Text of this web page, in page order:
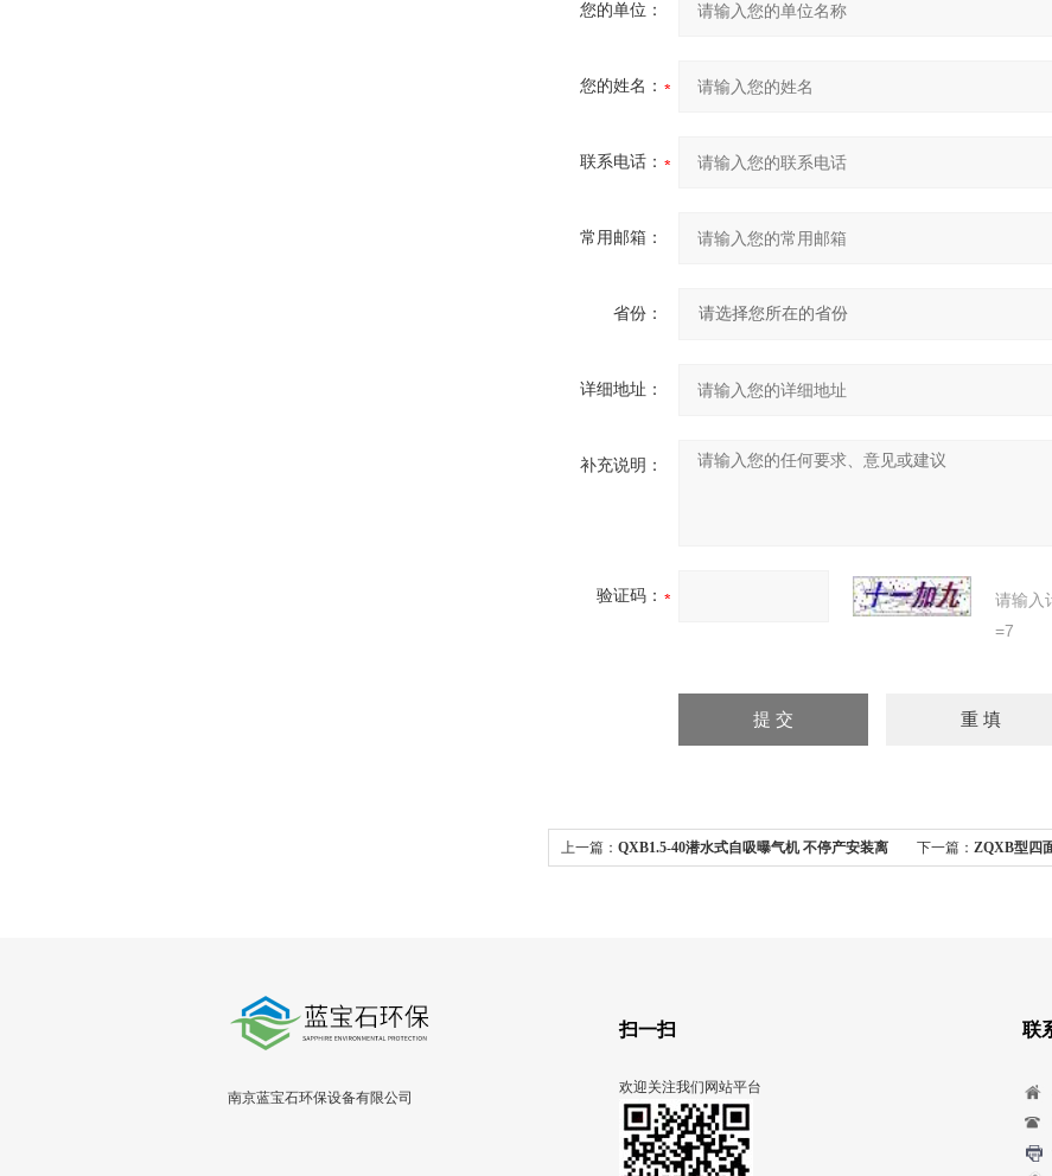
您的单位：
您的姓名：
联系电话：
常用邮箱：
省份：
详细地址：
补充说明：
验证码：
请输入
=7
上一篇： QXB1.5-40潜水式自吸曝气机 不停产安装离 下一篇： ZQXB型四
南京蓝宝石环保设备有限公司
扫一扫
欢迎关注我们网站平台
联